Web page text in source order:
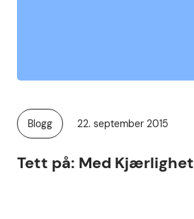
Tett på: Med
Kategori:
Blogg Publisert
22. september 2015